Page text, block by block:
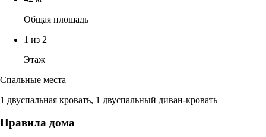
Общая площадь
1 из 2
Этаж
Спальные места
1 двуспальная кровать, 1 двуспальный диван-кровать
Правила дома